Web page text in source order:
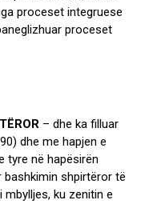
proceset integruese
proceset
– dhe ka filluar
dhe me hapjen e
tyre në hapësirën
bashkimin shpirtëror të
ku zenitin e